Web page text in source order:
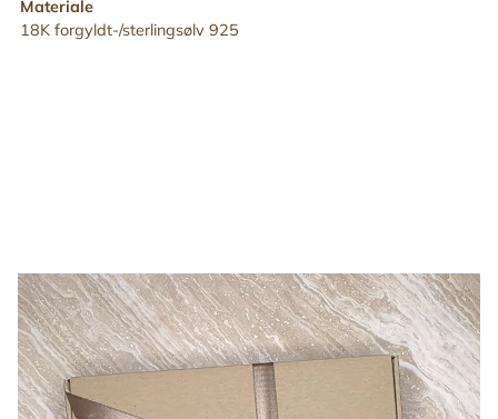
Materiale
18K forgyldt-/sterlingsølv 925